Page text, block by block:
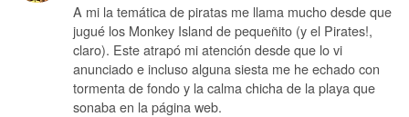
A mi la temática de piratas me llama mucho desde que
jugué los Monkey Island de pequeñito (y el Pirates!,
claro). Este atrapó mi atención desde que lo vi
anunciado e incluso alguna siesta me he echado con
tormenta de fondo y la calma chicha de la playa que
sonaba en la página web.